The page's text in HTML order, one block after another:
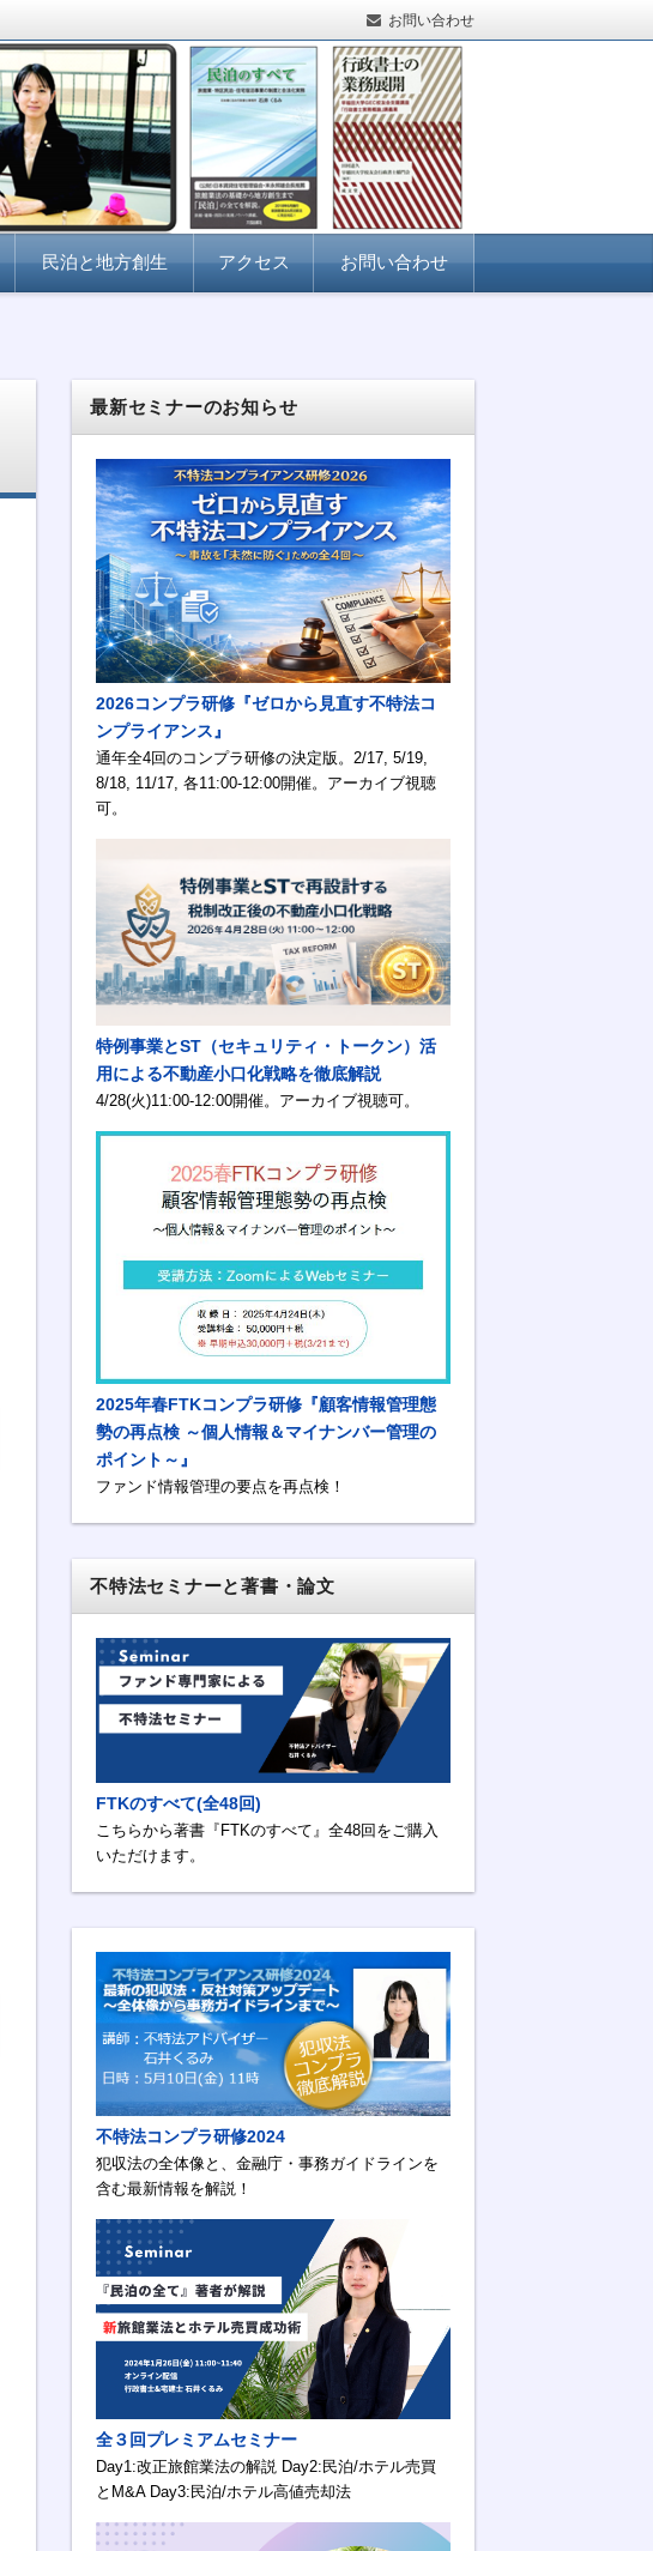
お問い合わせ
民泊と地方創生 アクセス お問い合わせ
最新セミナーのお知らせ
2026コンプラ研修『ゼロから見直す不特法コ
ンプライアンス』
通年全4回のコンプラ研修の決定版。2/17, 5/19,
8/18, 11/17, 各11:00-12:00開催。アーカイブ視聴
可。
特例事業とST（セキュリティ・トークン）活
用による不動産小口化戦略を徹底解説
4/28(火)11:00-12:00開催。アーカイブ視聴可。
2025年春FTKコンプラ研修『顧客情報管理態
勢の再点検 ～個人情報＆マイナンバー管理の
ポイント～』
ファンド情報管理の要点を再点検！
不特法セミナーと著書・論文
FTKのすべて(全48回)
こちらから著書『FTKのすべて』全48回をご購入
いただけます。
不特法コンプラ研修2024
犯収法の全体像と、金融庁・事務ガイドラインを
含む最新情報を解説！
全３回プレミアムセミナー
Day1:改正旅館業法の解説 Day2:民泊/ホテル売買
とM&A Day3:民泊/ホテル高値売却法